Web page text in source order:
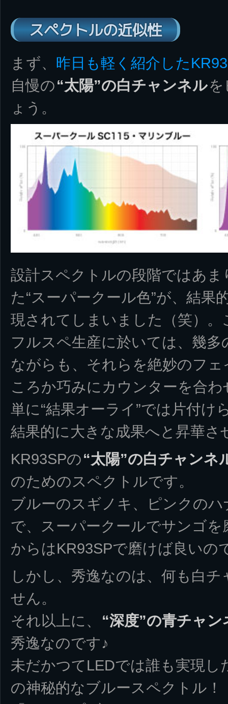
スペクトルの近似性
まず、 昨日も軽く紹介した
自慢の“太陽”の白チャンネル
ょう。
設計スペクトルの段階ではあ
た“スーパークール色”が、結果
現されてしまいました（笑）
フルスペ生産に於いては、幾
ながらも、それらを絶妙のフ
ころか巧みにカウンターを合
単に“結果オーライ”では片付け
結果的に大きな成果へと昇華
KR93SPの“太陽”の白チャンネ
のためのスペクトルです。
ブルーのスギノキ、ピンクの
で、スーパークールでサンゴ
からはKR93SPで磨けば良いの
しかし、秀逸なのは、何も白
せん。
それ以上に、
“深度”の青チャン
秀逸なのです♪
未だかつてLEDでは誰も実現し
の神秘的なブルースペクトル！